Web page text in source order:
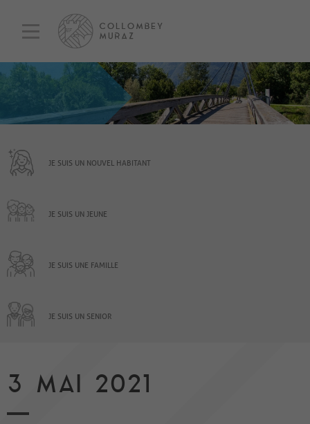
JE SUIS UN NOUVEL HABITANT
JE SUIS UN JEUNE
JE SUIS UNE FAMILLE
JE SUIS UN SENIOR
3 MAI 2021